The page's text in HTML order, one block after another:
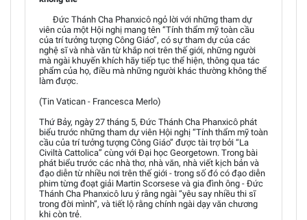
Đức Thánh Cha Phanxicô ngỏ lời với những tham dự
viên của một Hội nghị mang tên “Tính thẩm mỹ toàn cầu
của trí tưởng tượng Công Giáo”, có sự tham dự của các
nghệ sĩ và nhà văn từ khắp nơi trên thế giới, những người
mà ngài khuyến khích hãy tiếp tục thể hiện, thông qua tác
phẩm của họ, điều mà những người khác thường không thể
làm được.
(Tin Vatican - Francesca Merlo)
Thứ Bảy, ngày 27 tháng 5, Đức Thánh Cha Phanxicô phát
biểu trước những tham dự viên Hội nghị “Tính thẩm mỹ toàn
cầu của trí tưởng tượng Công Giáo” được tài trợ bởi “La
Civiltà Cattolica” cùng với Đại học Georgetown. Trong bài
phát biểu trước các nhà thơ, nhà văn, nhà viết kịch bản và
đạo diễn từ nhiều nơi trên thế giới - trong số đó có đạo diễn
phim từng đoạt giải Martin Scorsese và gia đình ông - Đức
Thánh Cha Phanxicô lưu ý rằng ngài “yêu say nhiều thi sĩ
trong đời mình”, và tiết lộ rằng chính ngài dạy văn chương
khi còn trẻ.